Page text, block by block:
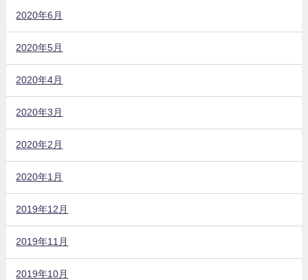
2020年6月
2020年5月
2020年4月
2020年3月
2020年2月
2020年1月
2019年12月
2019年11月
2019年10月